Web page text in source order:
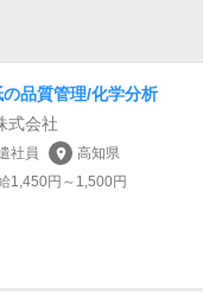
品質管理/化学分析
式会社
社員 location_on 高知県
1,450円～1,500円